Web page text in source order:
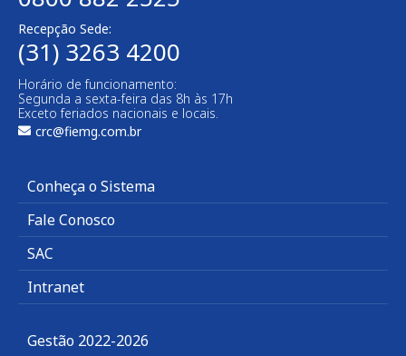
Recepção Sede:
(31) 3263 4200
Horário de funcionamento:
Segunda a sexta-feira das 8h às 17h
Exceto feriados nacionais e locais.
crc@fiemg.com.br
Conheça o Sistema
Fale Conosco
SAC
Intranet
Gestão 2022-2026